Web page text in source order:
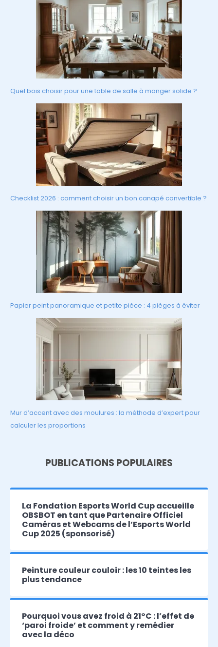
Quel bois choisir pour une table de salle à manger solide ?
Checklist 2026 : comment choisir un bon canapé convertible ?
Papier peint panoramique et petite pièce : 4 pièges à éviter
Mur d’accent avec des moulures : la méthode d’expert pour
calculer les proportions
PUBLICATIONS POPULAIRES
La Fondation Esports World Cup accueille
OBSBOT en tant que Partenaire Officiel
Caméras et Webcams de l’Esports World
Cup 2025 (sponsorisé)
Peinture couleur couloir : les 10 teintes les
plus tendance
Pourquoi vous avez froid à 21°C : l’effet de
‘paroi froide’ et comment y remédier
avec la déco